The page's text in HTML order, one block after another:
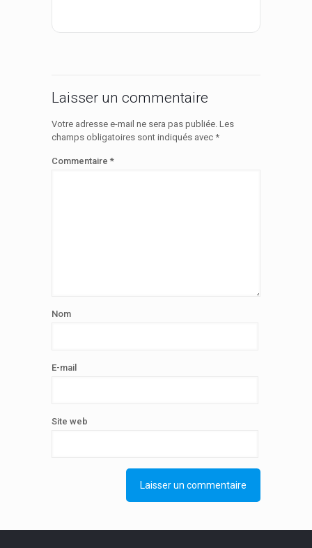
Laisser un commentaire
Votre adresse e-mail ne sera pas publiée. Les
champs obligatoires sont indiqués avec *
Commentaire *
Nom
E-mail
Site web